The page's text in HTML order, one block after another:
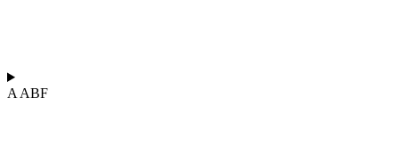
A ABF